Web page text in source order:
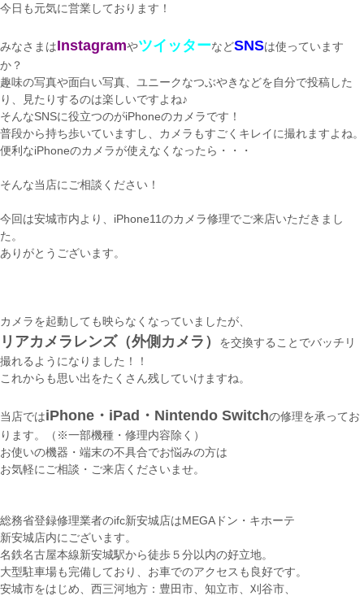
今日も元気に営業しております！
みなさまはInstagramやツイッターなどSNSは使っています
か？
趣味の写真や面白い写真、ユニークなつぶやきなどを自分で投稿した
り、見たりするのは楽しいですよね♪
そんなSNSに役立つのがiPhoneのカメラです！
普段から持ち歩いていますし、カメラもすごくキレイに撮れますよね。
便利なiPhoneのカメラが使えなくなったら・・・
そんな当店にご相談ください！
今回は安城市内より、iPhone11のカメラ修理でご来店いただきまし
た。
ありがとうございます。
カメラを起動しても映らなくなっていましたが、
リアカメラレンズ（外側カメラ）
を交換することでバッチリ
撮れるようになりました！！
これからも思い出をたくさん残していけますね。
当店ではiPhone・iPad・Nintendo Switchの修理を承ってお
ります。（※一部機種・修理内容除く）
お使いの機器・端末の不具合でお悩みの方は
お気軽にご相談・ご来店くださいませ。
総務省登録修理業者のifc新安城店はMEGAドン・キホーテ
新安城店内にございます。
名鉄名古屋本線新安城駅から徒歩５分以内の好立地。
大型駐車場も完備しており、お車でのアクセスも良好です。
安城市をはじめ、西三河地方：豊田市、知立市、刈谷市、